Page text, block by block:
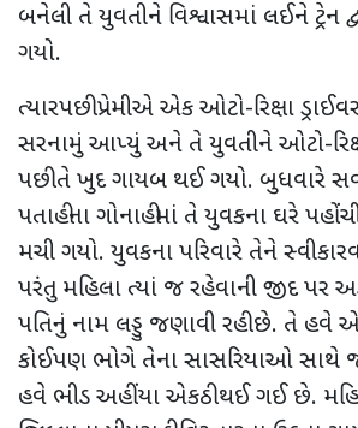
બનેલી તે યુવતીને વિશ્વાસમાં લઈને ટ્રેન
ગયો.
ત્યારપછી પ્રેમીએ એક ઓટો-રિક્ષા
સરનામું આપ્યું અને તે યુવતીને ઓટો-
પછી તે ખુદ ગાયબ થઈ ગયો. બુધવારે
પતાહીના ગોનાહીમાં તે યુવકના ઘરે
મચી ગયો. યુવકના પરિવારે તેને
પરંતુ મહિલા ત્યાં જ રહેવાની જીદ પર
પતિનું નામ લડ્ડુ જણાવી રહી છે. તે
કોઈપણ ભોગે તેના સાસરિયાઓ સાથે
હવે ભીડ અહીંયા એકઠી થઈ ગઈ છે.